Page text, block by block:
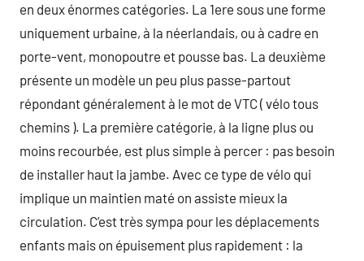
en deux énormes catégories. La 1ere sous une forme
uniquement urbaine, à la néerlandais, ou à cadre en
porte-vent, monopoutre et pousse bas. La deuxième
présente un modèle un peu plus passe-partout
répondant généralement à le mot de VTC ( vélo tous
chemins ). La première catégorie, à la ligne plus ou
moins recourbée, est plus simple à percer : pas besoin
de installer haut la jambe. Avec ce type de vélo qui
implique un maintien maté on assiste mieux la
circulation. C’est très sympa pour les déplacements
enfants mais on épuisement plus rapidement : la